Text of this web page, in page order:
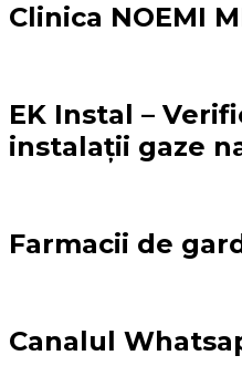
Clinica NOEMI
EK Instal –
instalații gaze
Farmacii de
Canalul